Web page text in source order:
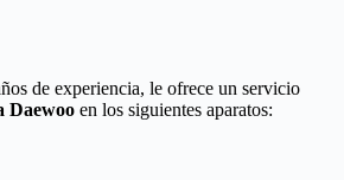
de experiencia, le ofrece un servicio
Daewoo en los siguientes aparatos: